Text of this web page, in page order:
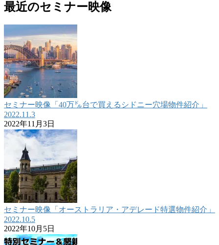
最近のセミナー映像
セミナー映像「40万㌦台で買えるシドニー穴場物件紹介」
2022.11.3
2022年11月3日
セミナー映像「オーストラリア・アデレード特選物件紹介」
2022.10.5
2022年10月5日